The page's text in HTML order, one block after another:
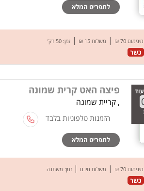
לתפריט המלא
מינימום 70 ₪ | משלוח 15 ₪ | זמן: 50 דק’
כשר
פיצה האט קרית שמונה
, קריית שמונה
הזמנות טלפוניות בלבד
לתפריט המלא
מינימום 70 ₪ | משלוח חינם | זמן: משתנה
כשר